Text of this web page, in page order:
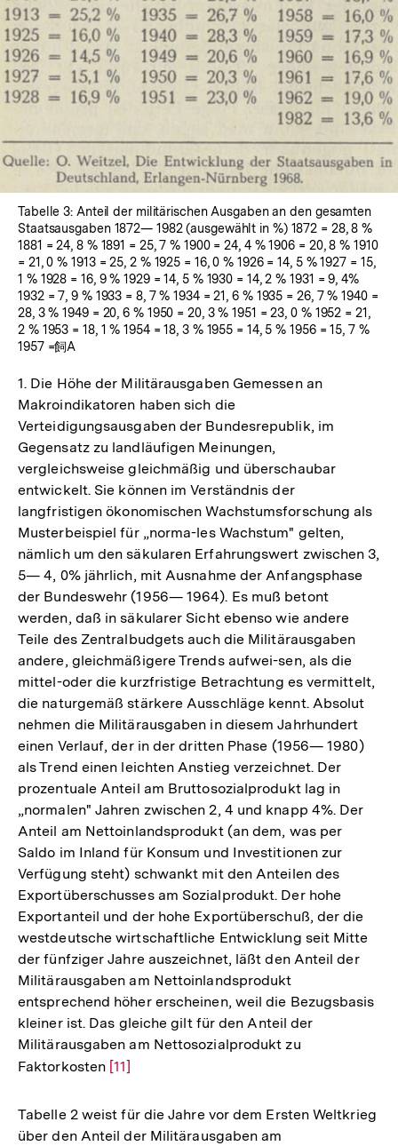
Lightbox
öffnen
Tabelle 3: Anteil der militärischen Ausgaben an den gesamten
Staatsausgaben 1872— 1982 (ausgewählt in %) 1872 = 28, 8 %
1881 = 24, 8 % 1891 = 25, 7 % 1900 = 24, 4 % 1906 = 20, 8 % 1910
= 21, 0 % 1913 = 25, 2 % 1925 = 16, 0 % 1926 = 14, 5 % 1927 = 15,
1 % 1928 = 16, 9 % 1929 = 14, 5 % 1930 = 14, 2 % 1931 = 9, 4%
1932 = 7, 9 % 1933 = 8, 7 % 1934 = 21, 6 % 1935 = 26, 7 % 1940 =
28, 3 % 1949 = 20, 6 % 1950 = 20, 3 % 1951 = 23, 0 % 1952 = 21,
2 % 1953 = 18, 1 % 1954 = 18, 3 % 1955 = 14, 5 % 1956 = 15, 7 %
1957 =飼A
1. Die Höhe der Militärausgaben Gemessen an
Makroindikatoren haben sich die
Verteidigungsausgaben der Bundesrepublik, im
Gegensatz zu landläufigen Meinungen,
vergleichsweise gleichmäßig und überschaubar
entwickelt. Sie können im Verständnis der
langfristigen ökonomischen Wachstumsforschung als
Musterbeispiel für „norma-les Wachstum" gelten,
nämlich um den säkularen Erfahrungswert zwischen 3,
5— 4, 0% jährlich, mit Ausnahme der Anfangsphase
der Bundeswehr (1956— 1964). Es muß betont
werden, daß in säkularer Sicht ebenso wie andere
Teile des Zentralbudgets auch die Militärausgaben
andere, gleichmäßigere Trends aufwei-sen, als die
mittel-oder die kurzfristige Betrachtung es vermittelt,
die naturgemäß stärkere Ausschläge kennt. Absolut
nehmen die Militärausgaben in diesem Jahrhundert
einen Verlauf, der in der dritten Phase (1956— 1980)
als Trend einen leichten Anstieg verzeichnet. Der
prozentuale Anteil am Bruttosozialprodukt lag in
„normalen" Jahren zwischen 2, 4 und knapp 4%. Der
Anteil am Nettoinlandsprodukt (an dem, was per
Saldo im Inland für Konsum und Investitionen zur
Verfügung steht) schwankt mit den Anteilen des
Exportüberschusses am Sozialprodukt. Der hohe
Exportanteil und der hohe Exportüberschuß, der die
westdeutsche wirtschaftliche Entwicklung seit Mitte
der fünfziger Jahre auszeichnet, läßt den Anteil der
Militärausgaben am Nettoinlandsprodukt
entsprechend höher erscheinen, weil die Bezugsbasis
kleiner ist. Das gleiche gilt für den Anteil der
Militärausgaben am Nettosozialprodukt zu
Faktorkosten Zur
der
Fußnote
[11]
Tabelle 2 weist für die Jahre vor dem Ersten Weltkrieg
über den Anteil der Militärausgaben am